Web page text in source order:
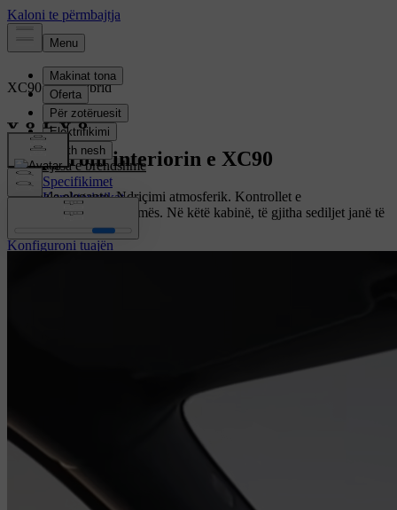
XC90 Mild hybrid
Përmbledhja
Pjesa e brendshme
Specifikimet
Karakteristikat
Konfiguroni tuajën
Eksploroni interiorin e XC90
Materiale elegante. Ndriçimi atmosferik. Kontrollet e
personalizueshme të klimës. Në këtë kabinë, të gjitha sediljet janë të